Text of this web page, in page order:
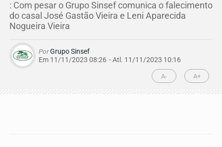
: Com pesar o Grupo Sinsef comunica o falecimento
do casal José Gastão Vieira e Leni Aparecida
Nogueira Vieira
PorGrupo Sinsef
Em 11/11/2023 08:26 - Atl. 11/11/2023 10:16
A- A+